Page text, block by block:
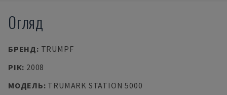
Огляд
БРЕНД: TRUMPF
РІК: 2008
МОДЕЛЬ: TRUMARK STATION 5000